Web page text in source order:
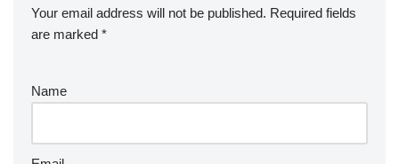
Your email address will not be published. Required fields
are marked *
Name